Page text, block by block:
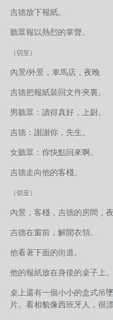
吉德放下報紙。
聽眾報以熱烈的掌聲。
（切至）
內景/外景，車馬店，夜晚
吉德把報紙裝回文件夾裏。
男聽眾：讀得真好，上尉。
吉德：謝謝你，先生。
女聽眾：你快點回來啊。
吉德走向他的客棧。
（切至）
內景，客棧，吉德的房間，
吉德在窗前，解開衣領。
他看著下面的街道。
他的報紙放在身後的桌子上。
桌上還有一個小小的盒式吊
片。看相貌像西班牙人，很漂